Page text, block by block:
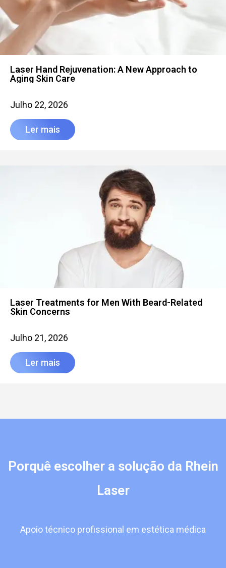
Laser Hand Rejuvenation: A New Approach to
Aging Skin Care
Julho 22, 2026
Ler mais
Laser Treatments for Men With Beard-Related
Skin Concerns
Julho 21, 2026
Ler mais
Porquê escolher a solução da Rhein
Laser
Apoio técnico profissional em estética médica